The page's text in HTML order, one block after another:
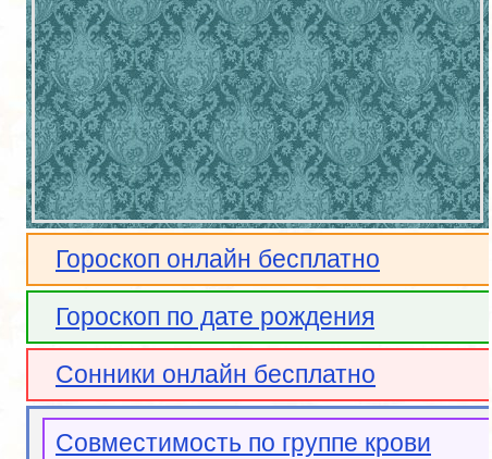
Гороскоп онлайн бесплатно
Гороскоп по дате рождения
Сонники онлайн бесплатно
Совместимость по группе крови